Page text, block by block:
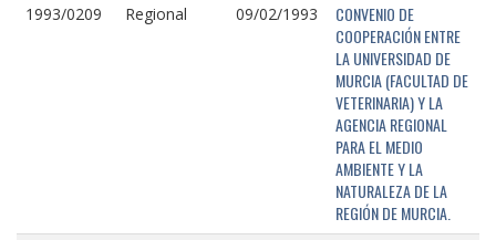
1993/0209 Regional 09/02/1993
CONVENIO DE
COOPERACIÓN ENTRE
LA UNIVERSIDAD DE
MURCIA (FACULTAD DE
VETERINARIA) Y LA
AGENCIA REGIONAL
PARA EL MEDIO
AMBIENTE Y LA
NATURALEZA DE LA
REGIÓN DE MURCIA.